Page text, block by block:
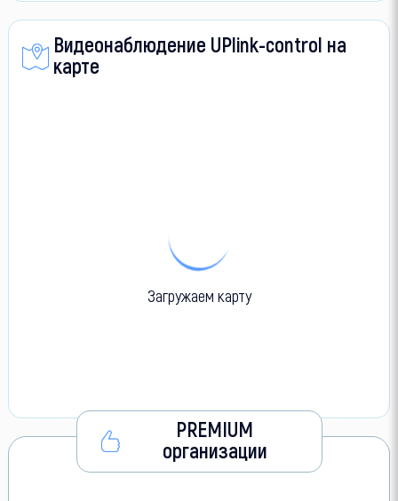
Видеонаблюдение UPlink-control на
карте
Загружаем карту
PREMIUM
организации